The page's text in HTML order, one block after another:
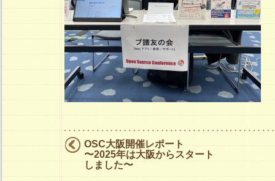
は
OSC大阪開催レポート
〜2025年は大阪からスタート
しました〜